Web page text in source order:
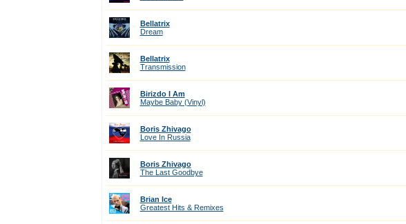
Bellatrix
Dream
Bellatrix
Transmission
Birizdo I Am
Maybe Baby (Vinyl)
Boris Zhivago
Love In Russia
Boris Zhivago
The Last Goodbye
Brian Ice
Greatest Hits & Remixes